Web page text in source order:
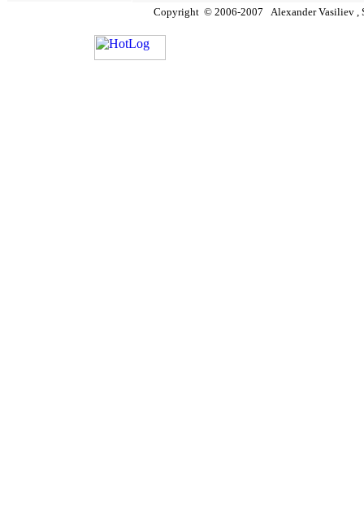
Copyright © 2006-2007 Alexander Vasiliev ,